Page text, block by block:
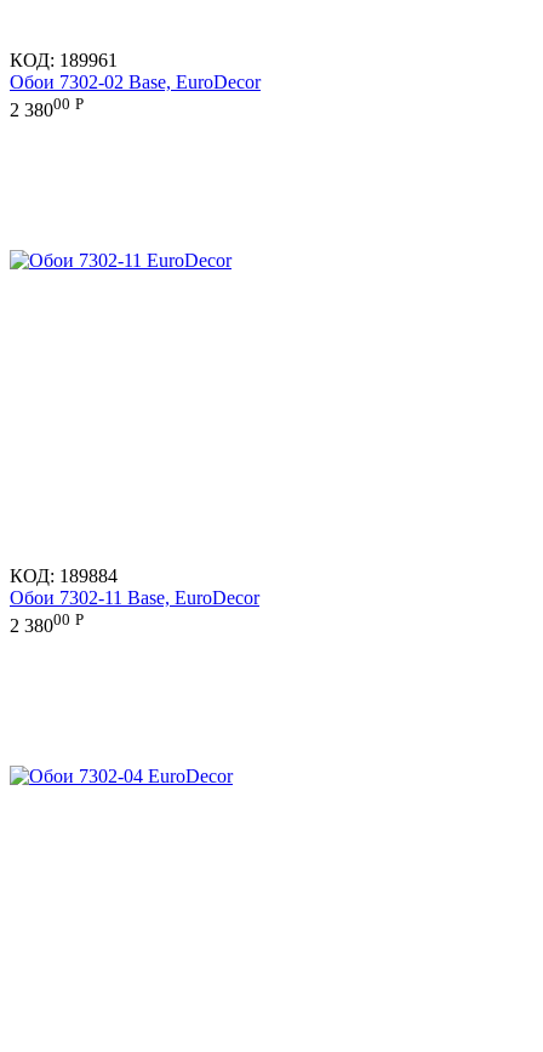
КОД: 189961
Обои 7302-02 Base, EuroDecor
2 38000 Р
КОД: 189884
Обои 7302-11 Base, EuroDecor
2 38000 Р